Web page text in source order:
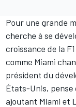
Pour une grande
cherche à se
croissance de la
comme Miami
président du
États-Unis, pense
ajoutant Miami et